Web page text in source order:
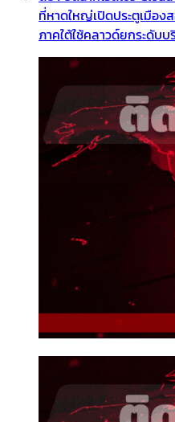
ที่หาดใหญ่เปิดประตูเมือง
ภาคใต้ใช้คลาวด์ยกระดับบ